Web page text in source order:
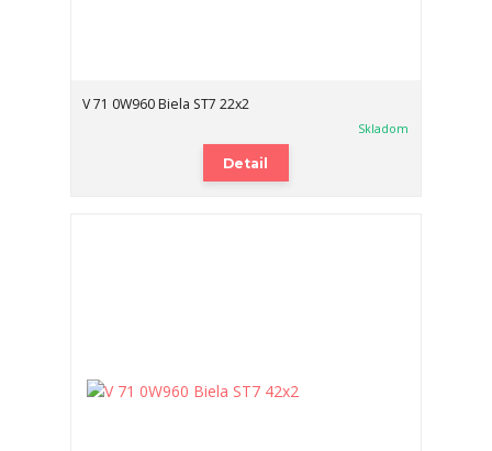
V 71 0W960 Biela ST7 22x2
Skladom
Detail